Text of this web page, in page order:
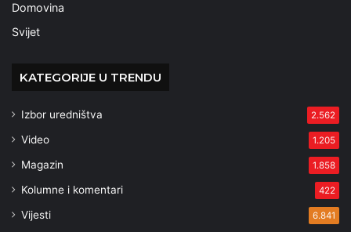
Domovina
Svijet
KATEGORIJE U TRENDU
Izbor uredništva 2.562
Video 1.205
Magazin 1.858
Kolumne i komentari 422
Vijesti 6.841